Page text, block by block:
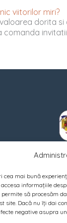
cea mai bună
informațiile
permite să procesăm
site. Dacă nu îți dai
negative asupra
viitorilor miri?
dorita si
comanda